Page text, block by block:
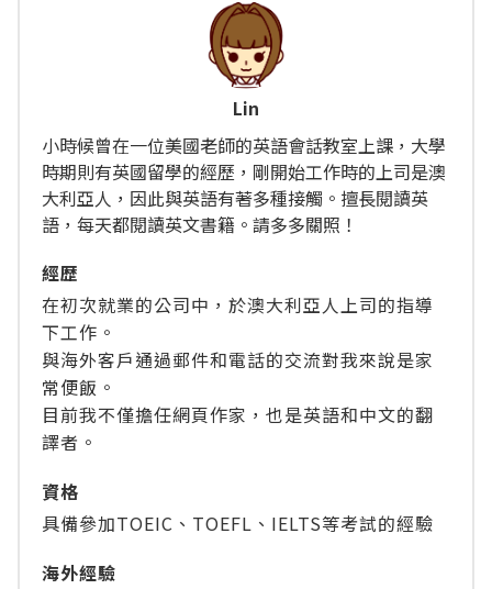
Lin
小時候曾在一位美國老師的英語會話教室上課，大學
時期則有英國留學的經歷，剛開始工作時的上司是澳
大利亞人，因此與英語有著多種接觸。擅長閱讀英
語，每天都閱讀英文書籍。請多多關照！
經歴
在初次就業的公司中，於澳大利亞人上司的指導
下工作。
與海外客戶通過郵件和電話的交流對我來說是家
常便飯。
目前我不僅擔任網頁作家，也是英語和中文的翻
譯者。
資格
具備參加TOEIC、TOEFL、IELTS等考試的經驗
海外經驗